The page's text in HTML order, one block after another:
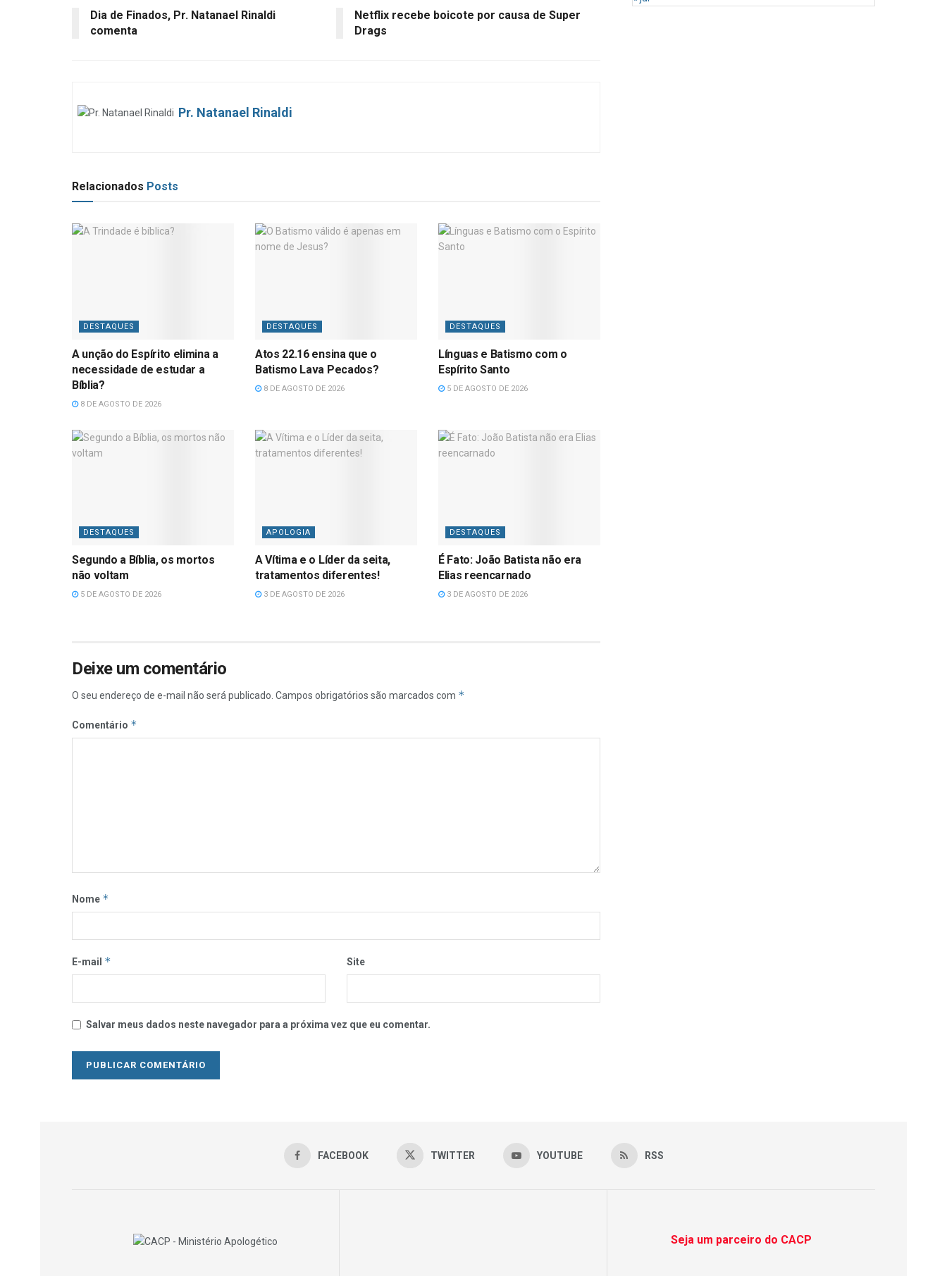
Dia de Finados, Pr. Natanael Rinaldi
comenta
Netflix recebe boicote por causa de Super
Drags
Pr. Natanael Rinaldi
Relacionados Posts
DESTAQUES
A unção do Espírito elimina a
necessidade de estudar a
Bíblia?
8 DE AGOSTO DE 2026
DESTAQUES
Atos 22.16 ensina que o
Batismo Lava Pecados?
8 DE AGOSTO DE 2026
DESTAQUES
Línguas e Batismo com o
Espírito Santo
5 DE AGOSTO DE 2026
DESTAQUES
Segundo a Bíblia, os mortos
não voltam
5 DE AGOSTO DE 2026
APOLOGIA
A Vítima e o Líder da seita,
tratamentos diferentes!
3 DE AGOSTO DE 2026
DESTAQUES
É Fato: João Batista não era
Elias reencarnado
3 DE AGOSTO DE 2026
Deixe um comentário
O seu endereço de e-mail não será publicado. Campos obrigatórios são marcados com *
Comentário *
Nome *
E-mail * Site
Salvar meus dados neste navegador para a próxima vez que eu comentar.
FACEBOOK TWITTER YOUTUBE RSS
Seja um parceiro do CACP